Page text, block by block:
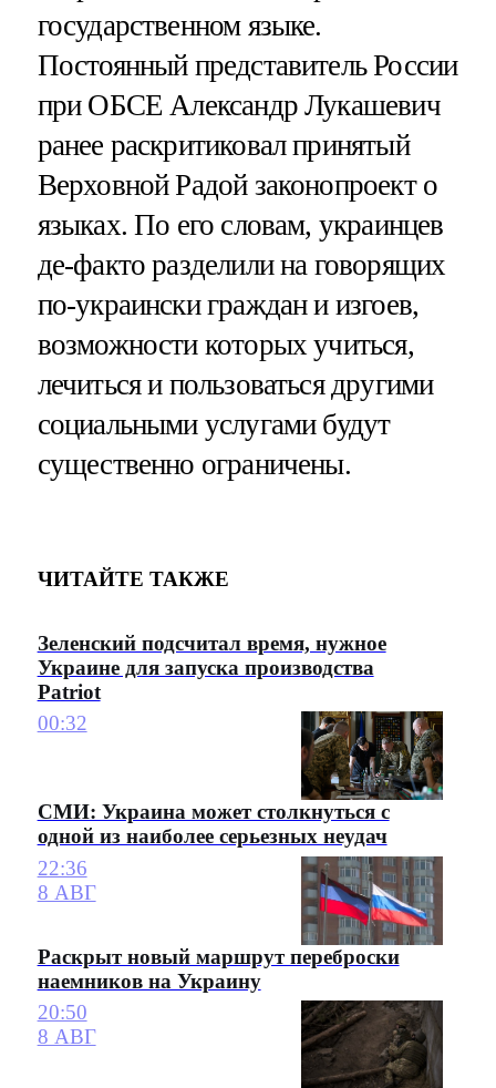
государственном языке.
Постоянный представитель России
при ОБСЕ Александр Лукашевич
ранее раскритиковал принятый
Верховной Радой законопроект о
языках. По его словам, украинцев
де-факто разделили на говорящих
по-украински граждан и изгоев,
возможности которых учиться,
лечиться и пользоваться другими
социальными услугами будут
существенно ограничены.
ЧИТАЙТЕ ТАКЖЕ
Зеленский подсчитал время, нужное
Украине для запуска производства
Patriot
00:32
СМИ: Украина может столкнуться с
одной из наиболее серьезных неудач
22:36
8 АВГ
Раскрыт новый маршрут переброски
наемников на Украину
20:50
8 АВГ